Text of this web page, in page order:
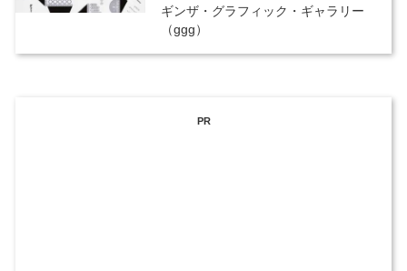
ギンザ・グラフィック・ギャラリー
（ggg）
PR